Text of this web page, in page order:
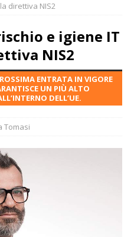
direttiva NIS2
e igiene IT
NIS2
ENTRATA IN VIGORE
UN PIÙ ALTO
DELL’UE.
Tomasi